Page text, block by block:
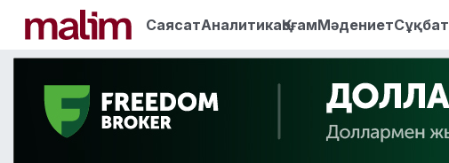
СаясатАналитикаҚоғамМәдениетСұқбат